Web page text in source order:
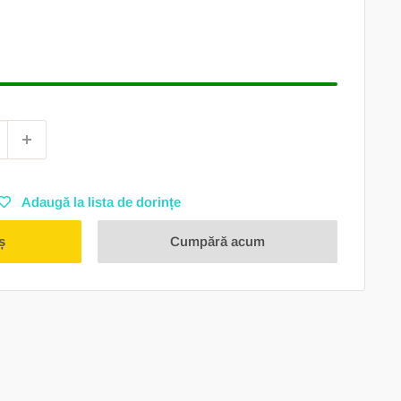
Adaugă la lista de dorințe
Cumpără acum